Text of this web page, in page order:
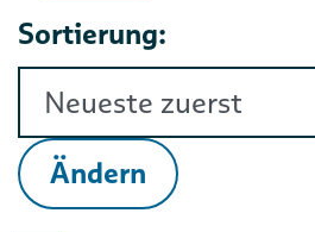
Sortierung:
Ändern